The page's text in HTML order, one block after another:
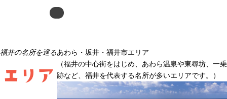
Next
福井の名所を巡る
エリア
あわら・坂井・福井市エリア
（福井の中心街をはじめ、あわら温泉や東尋坊、一
跡など、福井を代表する名所が多いエリアです。
）